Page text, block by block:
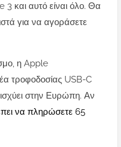
και αυτό είναι όλο. Θα
για να αγοράσετε
η Apple
τροφοδοσίας USB-C
στην Ευρώπη. Αν
να πληρώσετε 65